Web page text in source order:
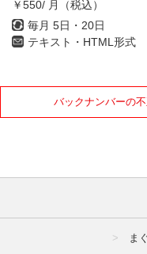
￥550/ 月（税込）
毎月 5日・20日
テキスト・HTML形式
バックナンバーの
ま